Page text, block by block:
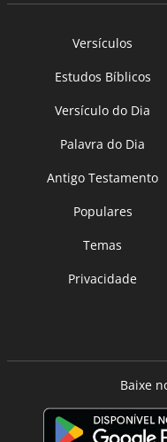
Versículos
Estudos Bíblicos
Versículo do Dia
Palavra do Dia
Antigo Testamento
Populares
Temas
Privacidade
Baixe